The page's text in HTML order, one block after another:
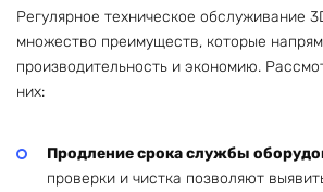
Регулярное техническое обслуживание
множество преимуществ, которые
производительность и экономию.
них:
Продление срока службы
проверки и чистка позволяют